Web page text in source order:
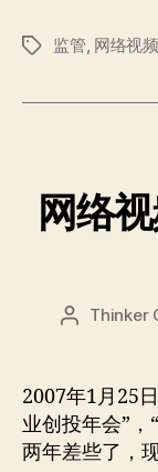
标
监管 网络视频
网络
文
者
Thinker
2007年1月25
业创投年会”，
两年差些了，